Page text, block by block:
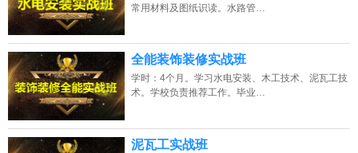
常用材料及图纸识读。水路管…
全能装饰装修实战班
学时：4个月。学习水电安装、木工技术、泥瓦工技
术。学校负责推荐工作。毕业…
泥瓦工实战班